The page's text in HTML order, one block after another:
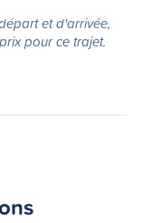
et d'arrivée,
pour ce trajet.